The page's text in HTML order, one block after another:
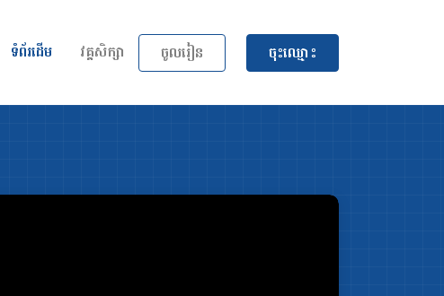
ទំព័រដើម(current)
វគ្គសិក្សា ចូលរៀន ចុះឈ្មោះ